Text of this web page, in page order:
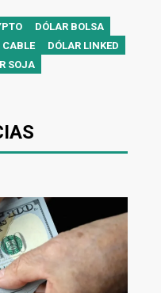
DÓLAR BOLSA
CABLE
DÓLAR LINKED
SOJA